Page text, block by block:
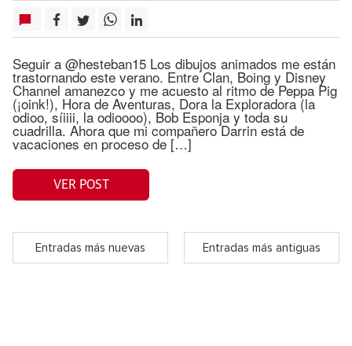
Seguir a @hesteban15 Los dibujos animados me están
trastornando este verano. Entre Clan, Boing y Disney
Channel amanezco y me acuesto al ritmo de Peppa Pig
(¡oink!), Hora de Aventuras, Dora la Exploradora (la
odioo, síiiii, la odioooo), Bob Esponja y toda su
cuadrilla. Ahora que mi compañero Darrin está de
vacaciones en proceso de […]
VER POST
Entradas más nuevas Entradas más antiguas